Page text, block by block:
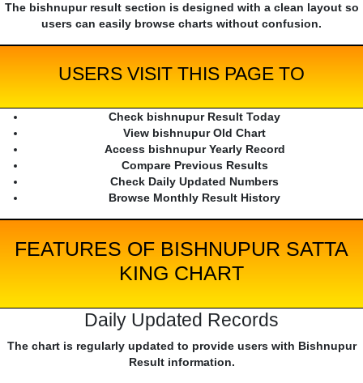
The bishnupur result section is designed with a clean layout so
users can easily browse charts without confusion.
USERS VISIT THIS PAGE TO
Check bishnupur Result Today
View bishnupur Old Chart
Access bishnupur Yearly Record
Compare Previous Results
Check Daily Updated Numbers
Browse Monthly Result History
FEATURES OF BISHNUPUR SATTA
KING CHART
Daily Updated Records
The chart is regularly updated to provide users with Bishnupur
Result information.